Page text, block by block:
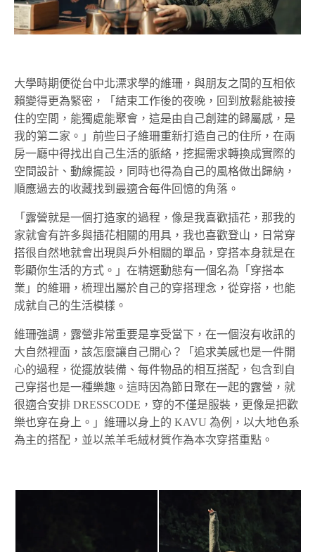
大學時期便從台中北漂求學的維珊，與朋友之間的互相依
賴變得更為緊密，「結束工作後的夜晚，回到放鬆能被接
住的空間，能獨處能聚會，這是由自己創建的歸屬感，是
我的第二家。」前些日子維珊重新打造自己的住所，在兩
房一廳中得找出自己生活的脈絡，挖掘需求轉換成實際的
空間設計、動線擺設，同時也得為自己的風格做出歸納，
順應過去的收藏找到最適合每件回憶的角落。
「露營就是一個打造家的過程，像是我喜歡插花，那我的
家就會有許多與插花相關的用具，我也喜歡登山，日常穿
搭很自然地就會出現與戶外相關的單品，穿搭本身就是在
彰顯你生活的方式。」在精選動態有一個名為「穿搭本
業」的維珊，梳理出屬於自己的穿搭理念，從穿搭，也能
成就自己的生活模樣。
維珊強調，露營非常重要是享受當下，在一個沒有收訊的
大自然裡面，該怎麼讓自己開心？「追求美感也是一件開
心的過程，從擺放裝備、每件物品的相互搭配，包含到自
己穿搭也是一種樂趣。這時因為節日聚在一起的露營，就
很適合安排 DRESSCODE，穿的不僅是服裝，更像是把歡
樂也穿在身上。」維珊以身上的 KAVU 為例，以大地色系
為主的搭配，並以羔羊毛絨材質作為本次穿搭重點。